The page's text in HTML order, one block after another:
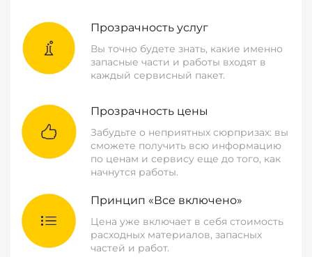
Прозрачность услуг
Вы точно будете знать, какие именно
запасные части и работы входят в
каждый сервисный пакет.
Прозрачность цены
Забудьте о неприятных сюрпризах: вы
сможете получить всю информацию
по ценам и сервису еще до того, как
начнутся работы.
Принцип «Все включено»
Цена уже включает в себя стоимость
расходных материалов, запасных
частей и работ.